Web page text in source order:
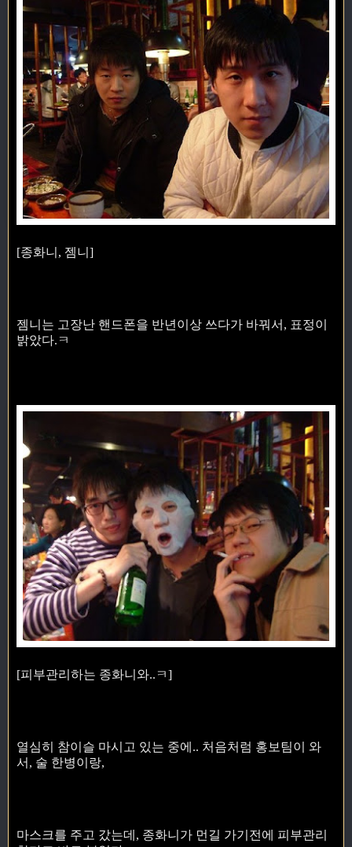
[종화니, 젬니]
젬니는 고장난 핸드폰을 반년이상 쓰다가 바꿔서, 표정이
밝았다.ㅋ
[피부관리하는 종화니와..ㅋ]
열심히 참이슬 마시고 있는 중에.. 처음처럼 홍보팀이 와
서, 술 한병이랑,
마스크를 주고 갔는데, 종화니가 먼길 가기전에 피부관리